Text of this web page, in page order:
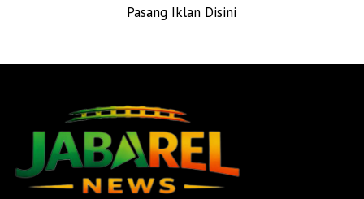
Pasang Iklan Disini